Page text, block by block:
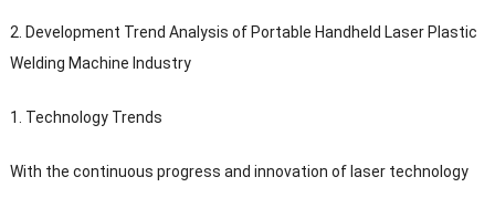
2. Development Trend Analysis of Portable Handheld Laser Plastic
Welding Machine Industry
1. Technology Trends
With the continuous progress and innovation of laser technology